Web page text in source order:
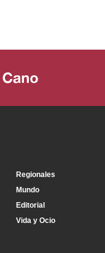
Regionales
Mundo
Editorial
Vida y Ocio